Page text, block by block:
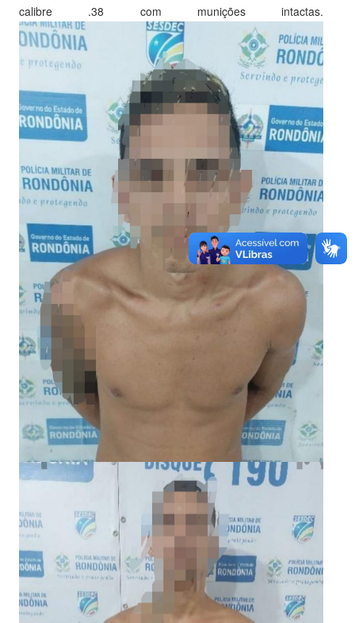
calibre .38 com munições intactas.